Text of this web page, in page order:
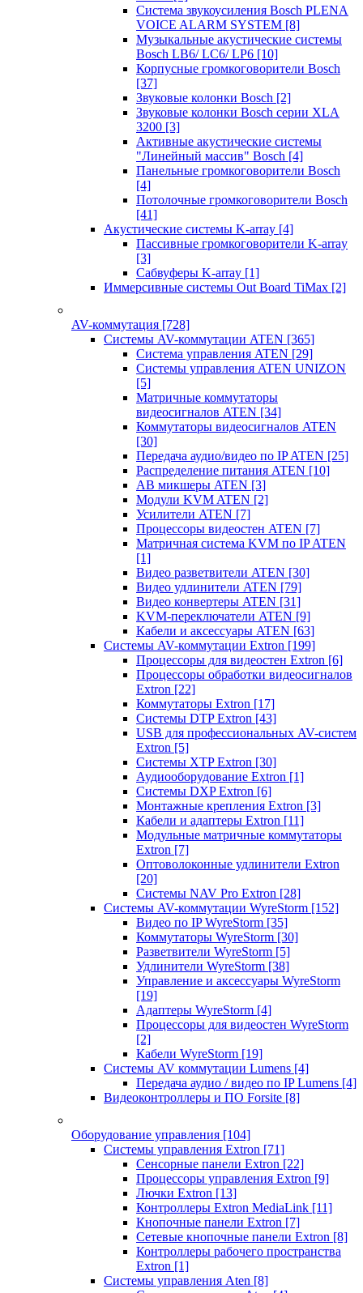
Система звукоусиления Bosch PLENA
VOICE ALARM SYSTEM [8]
Музыкальные акустические системы
Bosch LB6/ LC6/ LP6 [10]
Корпусные громкоговорители Bosch
[37]
Звуковые колонки Bosch [2]
Звуковые колонки Bosch серии XLA
3200 [3]
Активные акустические системы
"Линейный массив" Bosch [4]
Панельные громкоговорители Bosch
[4]
Потолочные громкоговорители Bosch
[41]
Акустические системы K-array [4]
Пассивные громкоговорители K-array
[3]
Сабвуферы K-array [1]
Иммерсивные системы Out Board TiMax [2]
AV-коммутация [728]
Системы AV-коммутации ATEN [365]
Система управления ATEN [29]
Системы управления ATEN UNIZON
[5]
Матричные коммутаторы
видеосигналов ATEN [34]
Коммутаторы видеосигналов ATEN
[30]
Передача аудио/видео по IP ATEN [25]
Распределение питания ATEN [10]
АВ микшеры ATEN [3]
Модули KVM ATEN [2]
Усилители ATEN [7]
Процессоры видеостен ATEN [7]
Матричная система KVM по IP ATEN
[1]
Видео разветвители ATEN [30]
Видео удлинители ATEN [79]
Видео конвертеры ATEN [31]
KVM-переключатели ATEN [9]
Кабели и аксессуары ATEN [63]
Системы AV-коммутации Extron [199]
Процессоры для видеостен Extron [6]
Процессоры обработки видеосигналов
Extron [22]
Коммутаторы Extron [17]
Системы DTP Extron [43]
USB для профессиональных AV-систем
Extron [5]
Системы XTP Extron [30]
Аудиооборудование Extron [1]
Системы DXP Extron [6]
Монтажные крепления Extron [3]
Кабели и адаптеры Extron [11]
Модульные матричные коммутаторы
Extron [7]
Оптоволоконные удлинители Extron
[20]
Системы NAV Pro Extron [28]
Системы AV-коммутации WyreStorm [152]
Видео по IP WyreStorm [35]
Коммутаторы WyreStorm [30]
Разветвители WyreStorm [5]
Удлинители WyreStorm [38]
Управление и аксессуары WyreStorm
[19]
Адаптеры WyreStorm [4]
Процессоры для видеостен WyreStorm
[2]
Кабели WyreStorm [19]
Системы AV коммутации Lumens [4]
Передача аудио / видео по IP Lumens [4]
Видеоконтроллеры и ПО Forsite [8]
Оборудование управления [104]
Системы управления Extron [71]
Сенсорные панели Extron [22]
Процессоры управления Extron [9]
Лючки Extron [13]
Контроллеры Extron MediaLink [11]
Кнопочные панели Extron [7]
Сетевые кнопочные панели Extron [8]
Контроллеры рабочего пространства
Extron [1]
Системы управления Aten [8]